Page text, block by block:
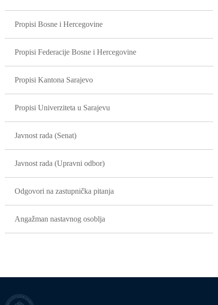
Propisi Bosne i Hercegovine
Propisi Federacije Bosne i Hercegovine
Propisi Kantona Sarajevo
Propisi Univerziteta u Sarajevu
Javnost rada (Senat)
Javnost rada (Upravni odbor)
Odgovori na zastupnička pitanja
Angažman nastavnog osoblja